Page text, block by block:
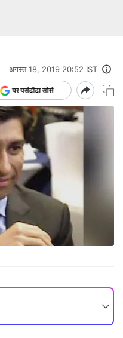
अगस्त 18, 2019 20:52 IST